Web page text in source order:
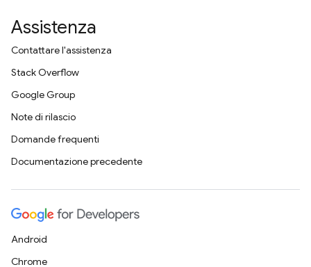
Assistenza
Contattare l'assistenza
Stack Overflow
Google Group
Note di rilascio
Domande frequenti
Documentazione precedente
Android
Chrome